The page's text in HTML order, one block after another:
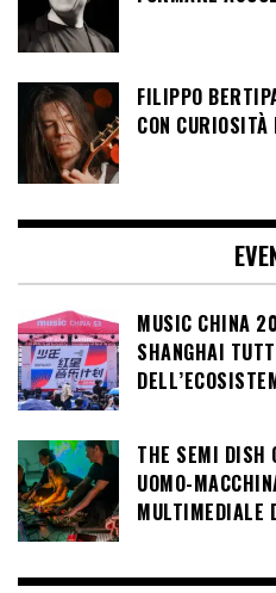
FILIPPO
CON CURIOSITÀ
MUSIC CHINA
SHANGHAI
THE SEMI DISH
UOMO-
MULTIMEDIALE